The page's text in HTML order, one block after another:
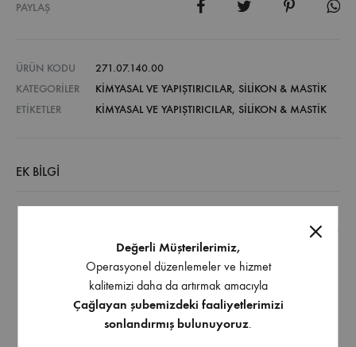
PAYLAŞ
ÜRÜN KODU
271.07.140.00
KATEGORILER
KİMYASAL VE YAPIŞTIRICILAR, SILIKON & MASTIK
ETIKETLER
KIMYASAL VE YAPIŞTIRICILAR, SILIKON & MASTIK
EK BILGI
dolap toplama silikonu, nemle kürleşen, son
derece yüksek yapışma gücüne sahip, dolgu özellikli
bir poliüretan montaj yapıştırıcısıdır.
Başta ahşap olmak üzere yaygın tüm yapı
malzemelerini yapıştırmak üzere kullanılır.
Değerli Müşterilerimiz,
Operasyonel düzenlemeler ve hizmet
kalitemizi daha da artırmak amacıyla
Çağlayan şubemizdeki faaliyetlerimizi
sonlandırmış bulunuyoruz.